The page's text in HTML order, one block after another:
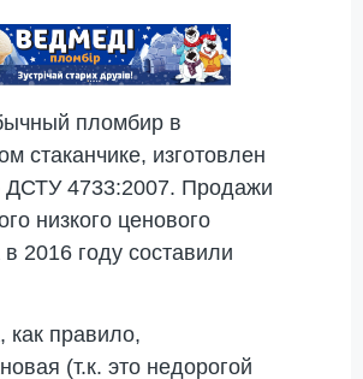
пломбир в
стаканчике, изготовлен
ДСТУ 4733:2007. Продажи
низкого ценового
в 2016 году составили
как правило,
(т.к. это недорогой